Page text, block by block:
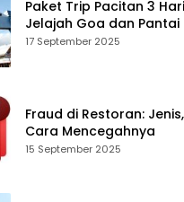
Paket Trip Pacitan 3
Jelajah Goa dan Pantai
17 September 2025
Fraud di Restoran:
Cara Mencegahnya
15 September 2025